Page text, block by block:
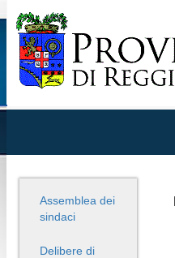
Assemblea dei
sindaci
Delibere di